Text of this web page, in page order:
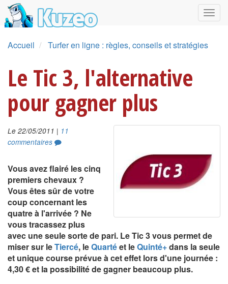
Accueil Turfer en ligne : règles, conseils et stratégies
Le Tic 3, l'alternative
pour gagner plus
Le 22/05/2011 | 11
commentaires
Vous avez flairé les cinq
premiers chevaux ?
Vous êtes sûr de votre
coup concernant les
quatre à l'arrivée ? Ne
vous tracassez plus
avec une seule sorte de pari. Le Tic 3 vous permet de
miser sur leTiercé, leQuartéet leQuinté+dans la seule
et unique course prévue à cet effet lors d'une journée :
4,30 € et la possibilité de gagner beaucoup plus.